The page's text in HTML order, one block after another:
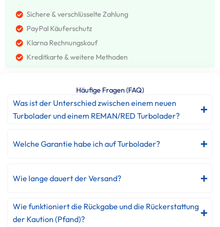
Sichere & verschlüsselte Zahlung
PayPal Käuferschutz
Klarna Rechnungskouf
Kreditkarte & weitere Methoden
Häufige Fragen (FAQ)
Was ist der Unterschied zwischen einem neuen
Turbolader und einem REMAN/RED Turbolader?
Welche Garantie habe ich auf Turbolader?
Wie lange dauert der Versand?
Wie funktioniert die Rückgabe und die Rückerstattung
der Kaution (Pfand)?